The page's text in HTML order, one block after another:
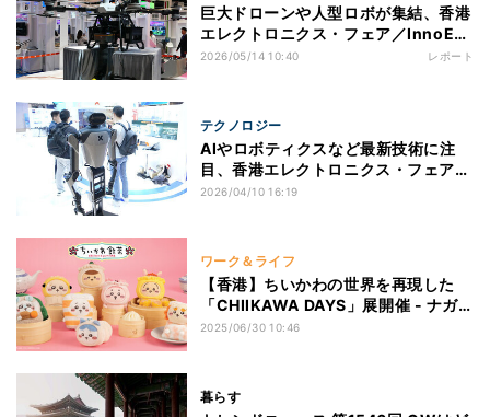
巨大ドローンや人型ロボが集結、香港
エレクトロニクス・フェア／InnoEX
で見た最新テクノロジー
2026/05/14 10:40 レポート
テクノロジー
AIやロボティクスなど最新技術に注
目、香港エレクトロニクス・フェア／
InnoEX開催
2026/04/10 16:19
ワーク＆ライフ
【香港】ちいかわの世界を再現した
「CHIIKAWA DAYS」展開催 - ナガ
ノ氏描き下ろしの限定「飲茶」コレク
2025/06/30 10:46
暮らす